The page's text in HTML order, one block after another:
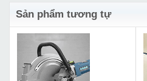
Sản phẩm tương tự